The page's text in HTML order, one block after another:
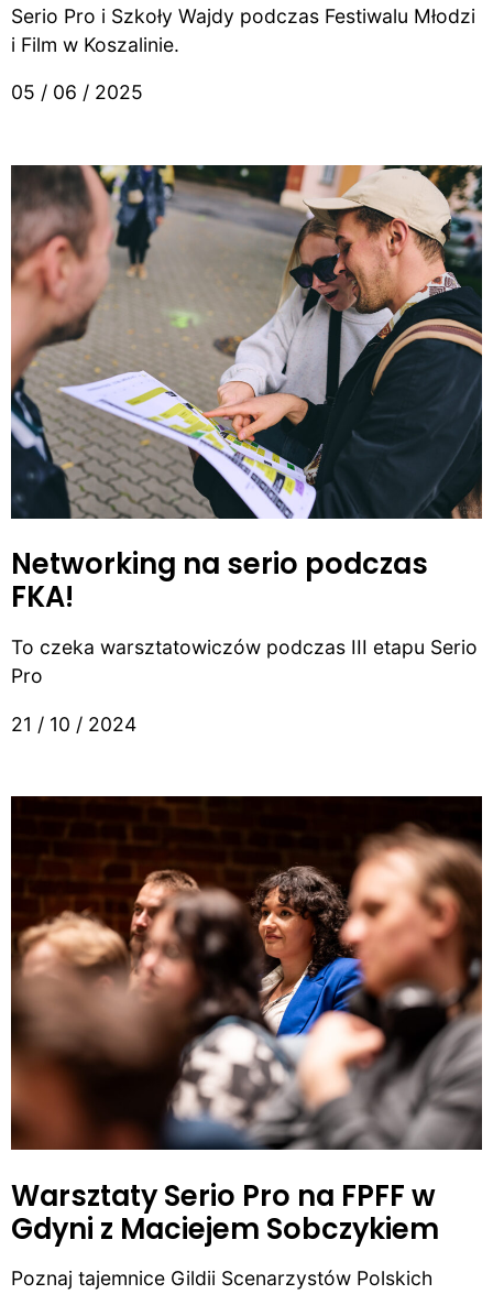
Serio Pro i Szkoły Wajdy podczas Festiwalu Młodzi
i Film w Koszalinie.
05 / 06 / 2025
Networking na serio podczas
FKA!
To czeka warsztatowiczów podczas III etapu Serio
Pro
21 / 10 / 2024
Warsztaty Serio Pro na FPFF w
Gdyni z Maciejem Sobczykiem
Poznaj tajemnice Gildii Scenarzystów Polskich